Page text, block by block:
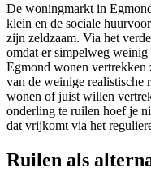
De woningmarkt in
klein en de sociale
zijn zeldzaam. Via het
omdat er simpelweg
Egmond wonen
van de weinige realistische
wonen of juist willen
onderling te ruilen hoef je
dat vrijkomt via het
Ruilen als